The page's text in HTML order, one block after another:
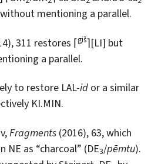
mentioning a parallel.
311 restores ⌈giš⌉[LI] but
a parallel.
to restore LAL-id or a similar
KI.MIN.
Fragments (2016), 63, which
as “charcoal” (DE3/pēmtu).